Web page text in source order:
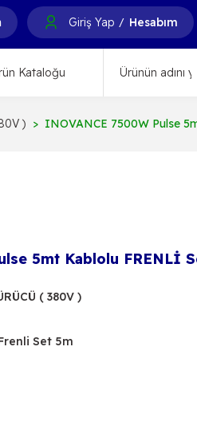
Giriş Yap / Hesabım
Kataloğu
) INOVANCE 7500W Pulse
5mt Kablolu FRENLİ
( 380V )
Set 5m